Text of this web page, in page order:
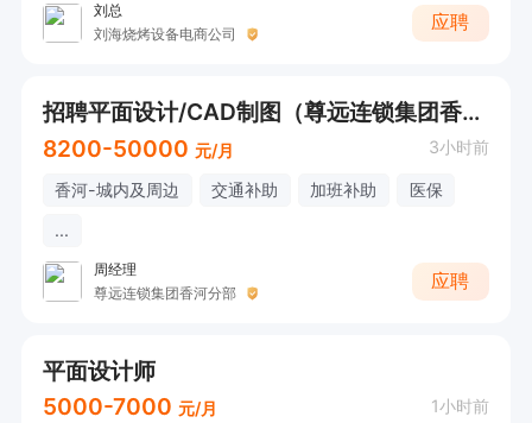
刘总
刘海烧烤设备电商公司
应聘
招聘平面设计/CAD制图（尊远连锁集团香河分部~办事处1~招聘）（工作地址:府前街）不符合条件勿扰
8200-50000 元/月 3小时前
香河-城内及周边 交通补助 加班补助
医保
...
周经理
尊远连锁集团香河分部
应聘
平面设计师
5000-7000 元/月 1小时前